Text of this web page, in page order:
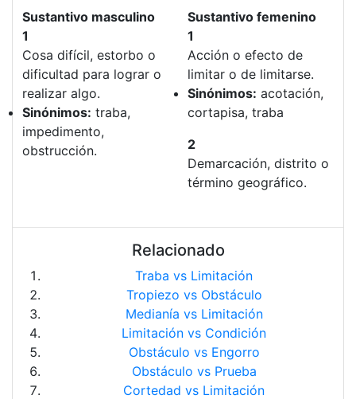
Sustantivo masculino
1
Cosa difícil, estorbo o
dificultad para lograr o
realizar algo.
Sinónimos: traba,
impedimento,
obstrucción.
Sustantivo femenino
1
Acción o efecto de
limitar o de limitarse.
Sinónimos: acotación,
cortapisa, traba
2
Demarcación, distrito o
término geográfico.
Relacionado
Traba vs Limitación
Tropiezo vs Obstáculo
Medianía vs Limitación
Limitación vs Condición
Obstáculo vs Engorro
Obstáculo vs Prueba
Cortedad vs Limitación